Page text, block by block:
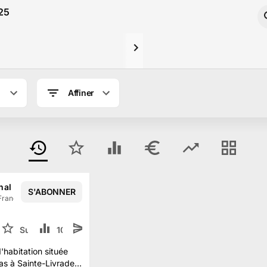
Affiner
Judiciaire d'AGEN
362 abonnés
S'ABONNER
Suivre 10.1 k
située
à Sainte-Livrade-